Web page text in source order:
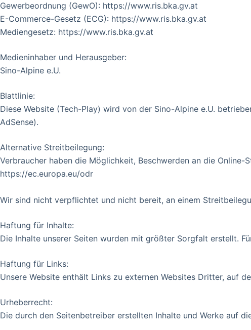
Gewerbeordnung (GewO): https://www.ris.bka.gv.at
E-Commerce-Gesetz (ECG): https://www.ris.bka.gv.at
Mediengesetz: https://www.ris.bka.gv.at
Medieninhaber und Herausgeber:
Sino-Alpine e.U.
Blattlinie:
Diese Website (Tech-Play) wird von der Sino-Alpine e.U.
AdSense).
Alternative Streitbeilegung:
Verbraucher haben die Möglichkeit, Beschwerden an die
https://ec.europa.eu/odr
Wir sind nicht verpflichtet und nicht bereit, an einem
Haftung für Inhalte:
Die Inhalte unserer Seiten wurden mit größter Sorgfalt erstellt.
Haftung für Links:
Unsere Website enthält Links zu externen Websites Dritter, auf
Urheberrecht:
Die durch den Seitenbetreiber erstellten Inhalte und Werke auf